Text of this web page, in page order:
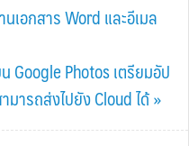
เอกสาร Word และอีเมล
Google Photos เตรียมอัป
มารถส่งไปยัง Cloud ได้ »